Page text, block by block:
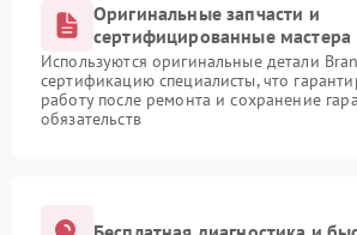
Оригинальные запчасти и
сертифицированные мастера
Используются оригинальные детали
сертификацию специалисты, что
работу после ремонта и сохранение
обязательств